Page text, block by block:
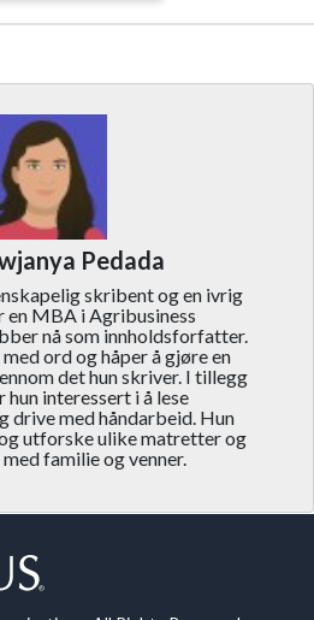
Pedada
skribent og en ivrig
en MBA i Agribusiness
nå som innholdsforfatter.
ord og håper å gjøre en
det hun skriver. I tillegg
hun interessert i å lese
drive med håndarbeid. Hun
utforske ulike matretter og
familie og venner.